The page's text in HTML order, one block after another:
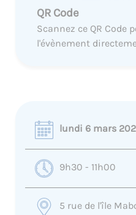
QR Code
Scannez ce QR Code
l'évènement
lundi 6 mars
9h30 - 11h00
5 rue de l'île